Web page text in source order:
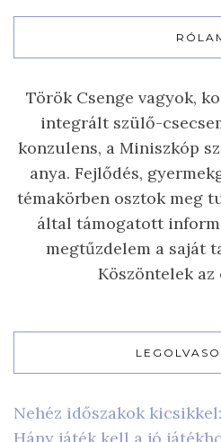
Török Csenge vagyok,
integrált szülő-
konzulens, a Miniszkóp
anya. Fejlődés,
témakörben osztok meg
által támogatott
megtűzdelem a saját
Köszöntelek az
Nehéz időszakok
Hány játék kell a jó